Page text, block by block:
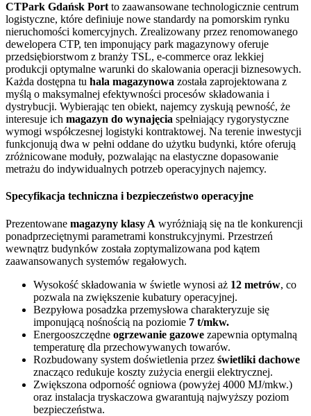
CTPark Gdańsk Port to zaawansowane technologicznie centrum
logistyczne, które definiuje nowe standardy na pomorskim rynku
nieruchomości komercyjnych. Zrealizowany przez renomowanego
dewelopera CTP, ten imponujący park magazynowy oferuje
przedsiębiorstwom z branży TSL, e-commerce oraz lekkiej
produkcji optymalne warunki do skalowania operacji biznesowych.
Każda dostępna tu hala magazynowa została zaprojektowana z
myślą o maksymalnej efektywności procesów składowania i
dystrybucji. Wybierając ten obiekt, najemcy zyskują pewność, że
interesuje ich magazyn do wynajęcia spełniający rygorystyczne
wymogi współczesnej logistyki kontraktowej. Na terenie inwestycji
funkcjonują dwa w pełni oddane do użytku budynki, które oferują
zróżnicowane moduły, pozwalając na elastyczne dopasowanie
metrażu do indywidualnych potrzeb operacyjnych najemcy.
Specyfikacja techniczna i bezpieczeństwo operacyjne
Prezentowane magazyny klasy A wyróżniają się na tle konkurencji
ponadprzeciętnymi parametrami konstrukcyjnymi. Przestrzeń
wewnątrz budynków została zoptymalizowana pod kątem
zaawansowanych systemów regałowych.
Wysokość składowania w świetle wynosi aż 12 metrów, co
pozwala na zwiększenie kubatury operacyjnej.
Bezpyłowa posadzka przemysłowa charakteryzuje się
imponującą nośnością na poziomie 7 t/mkw.
Energooszczędne ogrzewanie gazowe zapewnia optymalną
temperaturę dla przechowywanych towarów.
Rozbudowany system doświetlenia przez świetliki dachowe
znacząco redukuje koszty zużycia energii elektrycznej.
Zwiększona odporność ogniowa (powyżej 4000 MJ/mkw.)
oraz instalacja tryskaczowa gwarantują najwyższy poziom
bezpieczeństwa.